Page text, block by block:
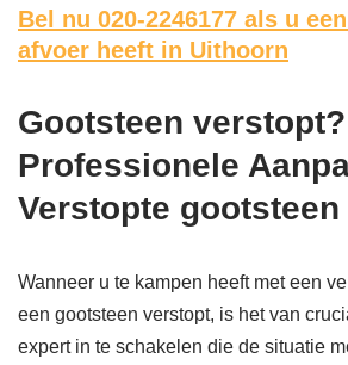
Bel nu 020-2246177 als u
afvoer heeft in Uithoorn
Gootsteen verstopt?
Professionele
Verstopte gootsteen
Wanneer u te kampen heeft met een
een gootsteen verstopt, is het van
expert in te schakelen die de situatie